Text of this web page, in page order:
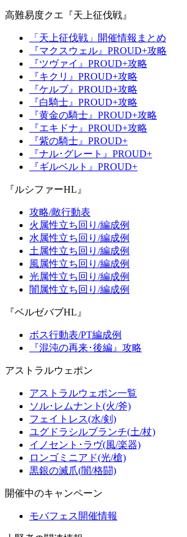
高難易度クエ『天上征伐戦』
「天上征伐戦」開催情報まとめ
『マクスウェル』PROUD+攻略
『ツヴァイ』PROUD+攻略
『キクリ』PROUD+攻略
『ケルブ』PROUD+攻略
『白騎士』PROUD+攻略
『黄金の騎士』PROUD+攻略
『エキドナ』PROUD+攻略
『紫の騎士』PROUD+
『ナル･グレート』PROUD+
『ギルベルト』PROUD+
『ルシファーHL』
攻略/敵行動表
火属性立ち回り/編成例
水属性立ち回り/編成例
土属性立ち回り/編成例
風属性立ち回り/編成例
光属性立ち回り/編成例
闇属性立ち回り/編成例
『ベルゼバブHL』
ボス行動表/PT編成例
『混沌の再来･後編』攻略
アストラルウェポン
アストラルウェポン一覧
ソル･レムナント(火/斧)
フェイトレス(水/剣)
ユグドラシルブランチ(土/杖)
イノセント･ラヴ(風/楽器)
ロンゴミニアド(光/槍)
黒銀の滅爪(闇/格闘)
開催中のキャンペーン
モバフェス開催情報